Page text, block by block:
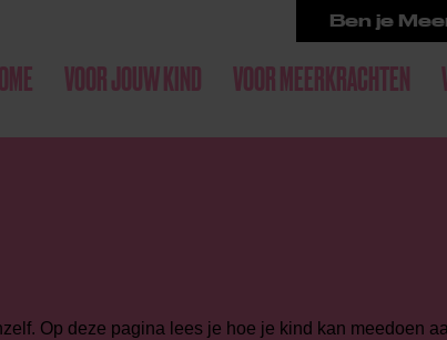
Ben je
VOOR JOUW KIND VOOR MEERKRACHTEN
Op deze pagina lees je hoe je kind kan meedoen